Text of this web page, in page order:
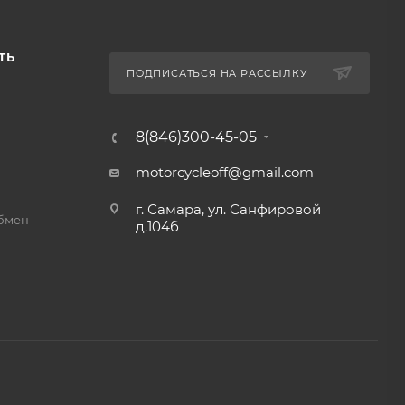
ПОДПИСАТЬСЯ НА РАССЫЛКУ
8(846)300-45-05
motorcycleoff@gmail.com
г. Самара, ул. Санфировой
д.104б